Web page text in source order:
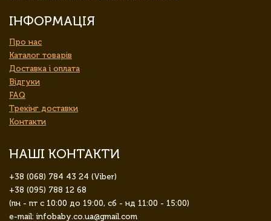
ІНФОРМАЦІЯ
Про нас
Каталог товарів
Доставка і оплата
Відгуки
FAQ
Трекінг доставки
Контакти
НАШІ КОНТАКТИ
+38 (068) 784 43 24 (Viber)
+38 (095) 788 12 68
(пн - пт с 10:00 до 19:00, сб - нд 11:00 - 15:00)
e-mail: infobaby.co.ua@gmail.com